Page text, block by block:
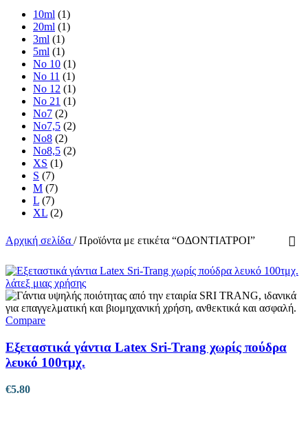
10ml (1)
20ml (1)
3ml (1)
5ml (1)
No 10 (1)
No 11 (1)
No 12 (1)
No 21 (1)
No7 (2)
No7,5 (2)
No8 (2)
No8,5 (2)
XS (1)
S (7)
M (7)
L (7)
XL (2)
Αρχική σελίδα / Προϊόντα με ετικέτα “ΟΔΟΝΤΙΑΤΡΟΙ”
Compare
Εξεταστικά γάντια Latex Sri-Trang χωρίς πούδρα
λευκό 100τμχ.
€5.80